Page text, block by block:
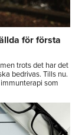
för första
trots det har det
bedrivas. Tills nu.
som